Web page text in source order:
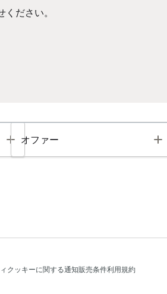
ださい。
Toggle
オファー
クッキーに関する通知販売条件利用規約